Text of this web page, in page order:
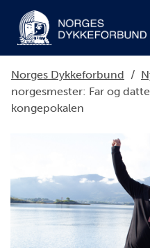
Norges Dykkeforbund /
norgesmester: Far og
kongepokalen